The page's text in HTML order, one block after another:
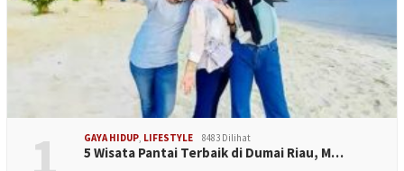
1 GAYA HIDUP, LIFESTYLE 8483 Dilihat
5 Wisata Pantai Terbaik di Dumai Riau, M…